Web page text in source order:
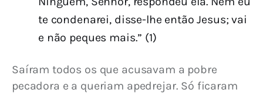
te condenarei, disse-lhe então Jesus; vai
e não peques mais.” (1)
Saíram todos os que acusavam a pobre
pecadora e a queriam apedrejar. Só ficaram